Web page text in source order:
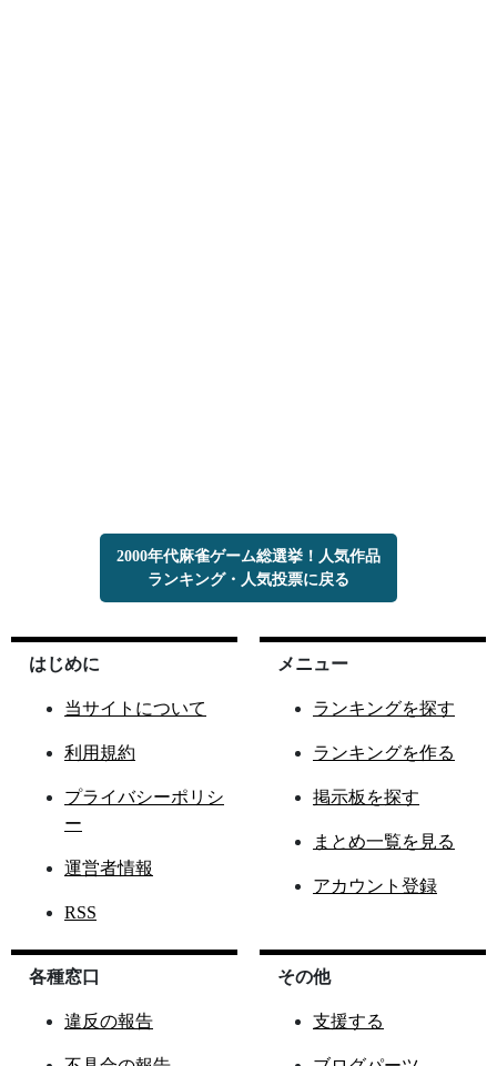
2000年代麻雀ゲーム総選挙！人気作品
ランキング・人気投票に戻る
はじめに
当サイトについて
利用規約
プライバシーポリシ
ー
運営者情報
RSS
メニュー
ランキングを探す
ランキングを作る
掲示板を探す
まとめ一覧を見る
アカウント登録
各種窓口
違反の報告
その他
支援する